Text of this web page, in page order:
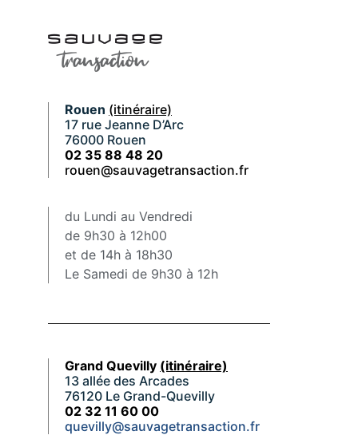
Rouen (itinéraire)
17 rue Jeanne D’Arc
76000 Rouen
02 35 88 48 20
rouen@sauvagetransaction.fr
du Lundi au Vendredi
de 9h30 à 12h00
et de 14h à 18h30
Le Samedi de 9h30 à 12h
Grand Quevilly (itinéraire)
13 allée des Arcades
76120 Le Grand-Quevilly
02 32 11 60 00
quevilly@sauvagetransaction.fr